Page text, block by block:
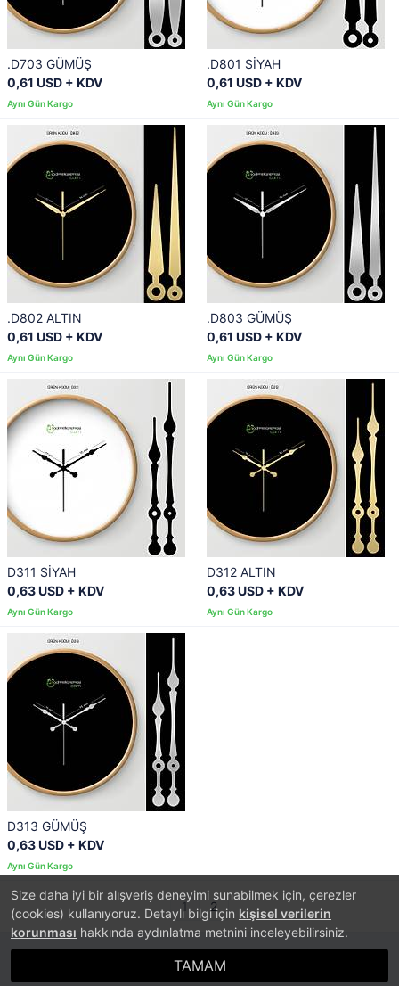
Size daha iyi bir alışveriş deneyimi sunabilmek için, çerezler
(cookies) kullanıyoruz. Detaylı bilgi için kişisel verilerin
korunması hakkında aydınlatma metnini inceleyebilirsiniz.
TAMAM
.D703 GÜMÜŞ
0,61 USD + KDV
.D801 SİYAH
0,61 USD + KDV
.D802 ALTIN
0,61 USD + KDV
.D803 GÜMÜŞ
0,61 USD + KDV
D311 SİYAH
0,63 USD + KDV
D312 ALTIN
0,63 USD + KDV
D313 GÜMÜŞ
0,63 USD + KDV
1 2
E-Ticaret Sistemi